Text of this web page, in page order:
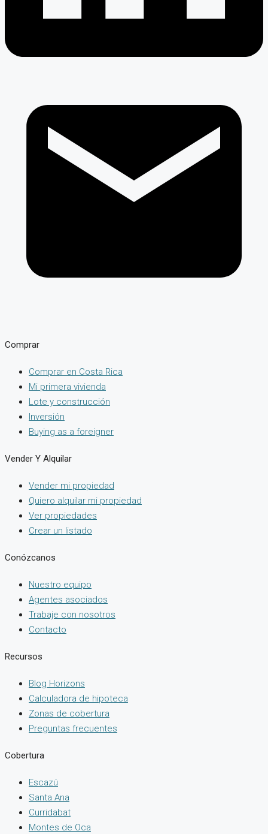
Comprar
Comprar en Costa Rica
Mi primera vivienda
Lote y construcción
Inversión
Buying as a foreigner
Vender Y Alquilar
Vender mi propiedad
Quiero alquilar mi propiedad
Ver propiedades
Crear un listado
Conózcanos
Nuestro equipo
Agentes asociados
Trabaje con nosotros
Contacto
Recursos
Blog Horizons
Calculadora de hipoteca
Zonas de cobertura
Preguntas frecuentes
Cobertura
Escazú
Santa Ana
Curridabat
Montes de Oca